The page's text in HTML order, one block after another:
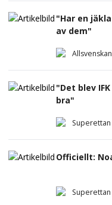
"Har en
av dem"
Allsvenskan
"Det blev
bra"
Superettan
Officiellt:
Superettan